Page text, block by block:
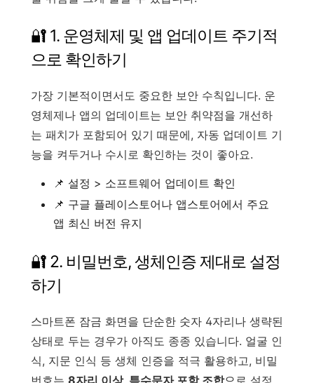
🔐 1. 운영체제 및 앱 업데이트 주기적
으로 확인하기
가장 기본적이면서도 중요한 보안 수칙입니다. 운
영체제나 앱의 업데이트는 보안 취약점을 개선하
는 패치가 포함되어 있기 때문에, 자동 업데이트 기
능을 켜두거나 수시로 확인하는 것이 좋아요.
📌 설정 > 소프트웨어 업데이트 확인
📌 구글 플레이스토어나 앱스토어에서 주요
앱 최신 버전 유지
🔐 2. 비밀번호, 생체인증 제대로 설정
하기
스마트폰 잠금 화면을 단순한 숫자 4자리나 생략된
상태로 두는 경우가 아직도 종종 있습니다. 얼굴 인
식, 지문 인식 등 생체 인증을 적극 활용하고, 비밀
번호는 8자리 이상, 특수문자 포함 조합으로 설정